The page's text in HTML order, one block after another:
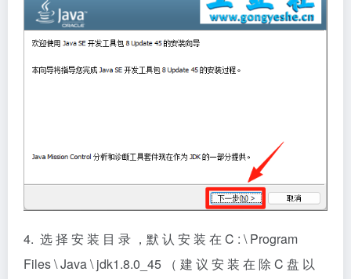
4. 选 择 安 装 目 录 ，默 认 安 装 在 C : \ Program
Files \ Java \ jdk1.8.0_45 （ 建 议 安 装 在 除 C 盘 以